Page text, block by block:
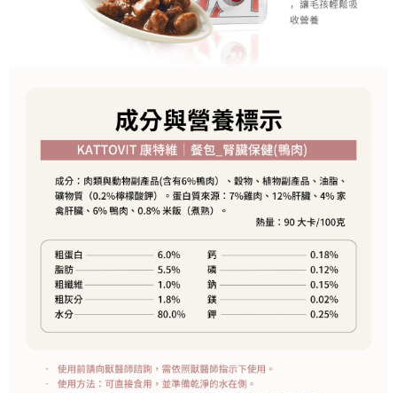
時審查核予不同之上限額度；若仍有額度不足之情形，本公司將視審查結果
請求用戶進行身份認證。
５．嚴禁一人註冊多個帳號或使用他人資訊註冊。若發現惡意使用之情形，
恩沛科技股份有限公司將有權停止該用戶之使用額度並採取法律行動。